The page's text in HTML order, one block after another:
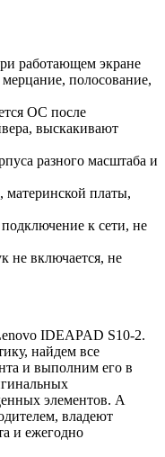
работающем экране
мерцание, полосование,
ОС после
выскакивают
разного масштаба и
материнской платы,
к сети, не
не включается, не
IDEAPAD S10-2.
найдем все
и выполним его в
элементов. А
владеют
и ежегодно